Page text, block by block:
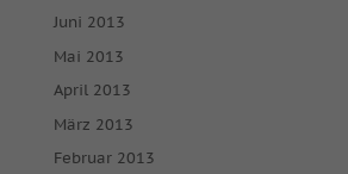
Juni 2013
Mai 2013
April 2013
März 2013
Februar 2013